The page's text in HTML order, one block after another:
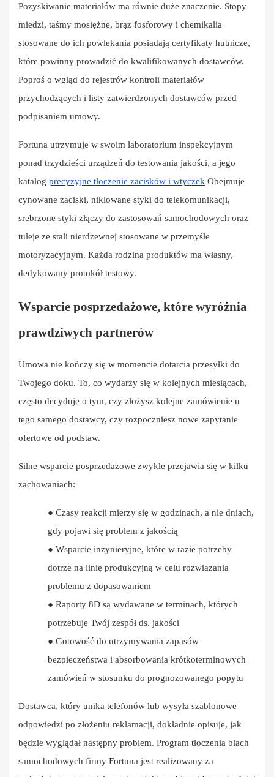
Pozyskiwanie materiałów ma równie duże znaczenie. Stopy
miedzi, taśmy mosiężne, brąz fosforowy i chemikalia
stosowane do ich powlekania posiadają certyfikaty hutnicze,
które powinny prowadzić do kwalifikowanych dostawców.
Poproś o wgląd do rejestrów kontroli materiałów
przychodzących i listy zatwierdzonych dostawców przed
podpisaniem umowy.
Fortuna utrzymuje w swoim laboratorium inspekcyjnym
ponad trzydzieści urządzeń do testowania jakości, a jego
katalog precyzyjne tłoczenie zacisków i wtyczek Obejmuje
cynowane zaciski, niklowane styki do telekomunikacji,
srebrzone styki złączy do zastosowań samochodowych oraz
tuleje ze stali nierdzewnej stosowane w przemyśle
motoryzacyjnym. Każda rodzina produktów ma własny,
dedykowany protokół testowy.
Wsparcie posprzedażowe, które wyróżnia
prawdziwych partnerów
Umowa nie kończy się w momencie dotarcia przesyłki do
Twojego doku. To, co wydarzy się w kolejnych miesiącach,
często decyduje o tym, czy złożysz kolejne zamówienie u
tego samego dostawcy, czy rozpoczniesz nowe zapytanie
ofertowe od podstaw.
Silne wsparcie posprzedażowe zwykle przejawia się w kilku
zachowaniach:
● Czasy reakcji mierzy się w godzinach, a nie dniach,
gdy pojawi się problem z jakością
● Wsparcie inżynieryjne, które w razie potrzeby
dotrze na linię produkcyjną w celu rozwiązania
problemu z dopasowaniem
● Raporty 8D są wydawane w terminach, których
potrzebuje Twój zespół ds. jakości
● Gotowość do utrzymywania zapasów
bezpieczeństwa i absorbowania krótkoterminowych
zamówień w stosunku do prognozowanego popytu
Dostawca, który unika telefonów lub wysyła szablonowe
odpowiedzi po złożeniu reklamacji, dokładnie opisuje, jak
będzie wyglądał następny problem. Program tłoczenia blach
samochodowych firmy Fortuna jest realizowany za